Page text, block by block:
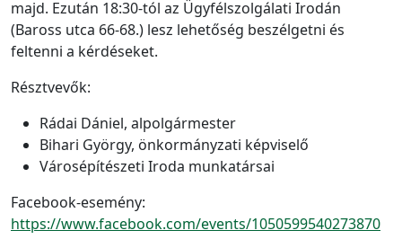
majd. Ezután 18:30-tól az Ügyfélszolgálati Irodán
(Baross utca 66-68.) lesz lehetőség beszélgetni és
feltenni a kérdéseket.
Résztvevők:
Rádai Dániel, alpolgármester
Bihari György, önkormányzati képviselő
Városépítészeti Iroda munkatársai
Facebook-esemény:
https://www.facebook.com/events/1050599540273870